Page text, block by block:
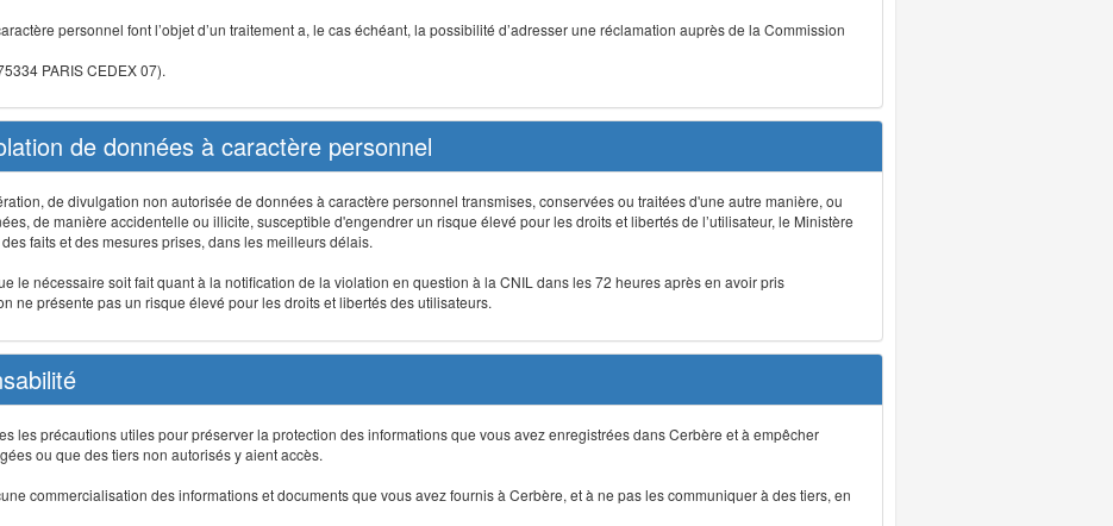
personnel font l’objet d’un traitement a, le cas échéant, la possibilité d’adresser une réclamation auprès de la Commission
PARIS CEDEX 07).
de données à caractère personnel
de divulgation non autorisée de données à caractère personnel transmises, conservées ou traitées d'une autre manière, ou
de manière accidentelle ou illicite, susceptible d'engendrer un risque élevé pour les droits et libertés de l’utilisateur, le Ministère
faits et des mesures prises, dans les meilleurs délais.
le nécessaire soit fait quant à la notification de la violation en question à la CNIL dans les 72 heures après en avoir pris
ne présente pas un risque élevé pour les droits et libertés des utilisateurs.
les précautions utiles pour préserver la protection des informations que vous avez enregistrées dans Cerbère et à empêcher
ou que des tiers non autorisés y aient accès.
commercialisation des informations et documents que vous avez fournis à Cerbère, et à ne pas les communiquer à des tiers, en